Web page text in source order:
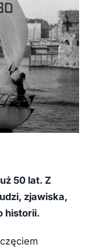
50 lat. Z
zjawiska,
historii.